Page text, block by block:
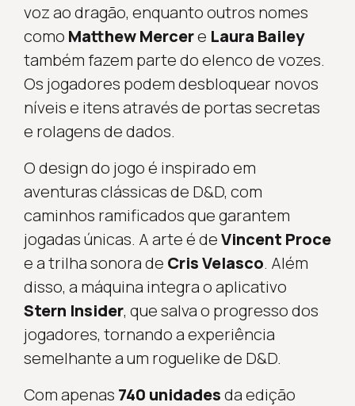
voz ao dragão, enquanto outros nomes
como Matthew Mercere Laura Bailey
também fazem parte do elenco de vozes.
Os jogadores podem desbloquear novos
níveis e itens através de portas secretas
e rolagens de dados.
O design do jogo é inspirado em
aventuras clássicas de D&D, com
caminhos ramificados que garantem
jogadas únicas. A arte é deVincent Proce
e a trilha sonora de Cris Velasco. Além
disso, a máquina integra o aplicativo
Stern Insider, que salva o progresso dos
jogadores, tornando a experiência
semelhante a um roguelike de D&D.
Com apenas 740 unidadesda edição